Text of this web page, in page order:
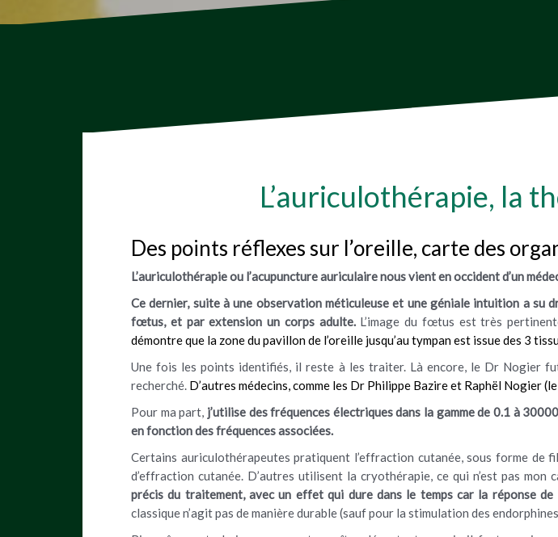
L’auriculothérapie, la
Des points réflexes sur l’oreille, carte des
L’auriculothérapie ou l’acupuncture auriculaire nous vient en occident d’un
Ce dernier, suite à une observation méticuleuse et une géniale intuition a su
fœtus, et par extension un corps adulte.L’image du fœtus est très
démontre que la zone du pavillon de l’oreille jusqu’au tympan est issue des 3
Une fois les points identifiés, il reste à les traiter. Là encore, le Dr Nogier
recherché. D’autres médecins, comme les Dr Philippe Bazire et Raphël Nogier
Pour ma part, j’utilise des fréquences électriques dans la gamme de 0.1 à
en fonction des fréquences associées.
Certains auriculothérapeutes pratiquent l’effraction cutanée, sous forme de
d’effraction cutanée. D’autres utilisent la cryothérapie, ce qui n’est pas mon
précis du traitement, avec un effet qui dure dans le temps car la réponse
classique n’agit pas de manière durable (sauf pour la stimulation des